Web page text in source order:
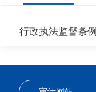
行政执法监督条例